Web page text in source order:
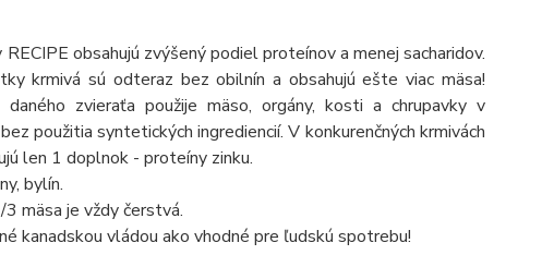
RECIPE obsahujú zvýšený podiel proteínov a menej sacharidov.
krmivá sú odteraz bez obilnín a obsahujú ešte viac mäsa!
zvieraťa použije mäso, orgány, kosti a chrupavky v
použitia syntetických ingrediencií. V konkurenčných krmivách
len 1 doplnok - proteíny zinku.
bylín.
mäsa je vždy čerstvá.
kanadskou vládou ako vhodné pre ľudskú spotrebu!